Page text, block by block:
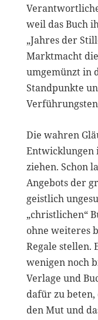
weil das Buch
„Jahres der
Marktmacht
umgemünzt in
Standpunkte
Die wahren
Entwicklungen
ziehen. Schon
Angebots der
geistlich
„christlichen“
ohne weiteres
Regale stellen.
wenigen noch
Verlage und
dafür zu beten,
den Mut und